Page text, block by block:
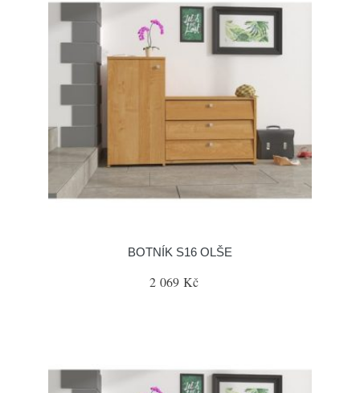
BOTNÍK S16 OLŠE
2 069 Kč